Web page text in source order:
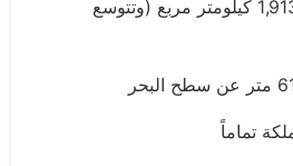
المساحة: تتجاوز 1,913 كيلومتر مربع (وتتوسع
تماماً